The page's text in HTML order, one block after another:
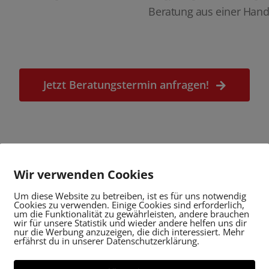
Beratung aus einer
Jetzt Beratungstermin anfragen!
Was uns ausmacht
Wir verwenden Cookies
Um diese Website zu betreiben, ist es für uns notwendig
Cookies zu verwenden. Einige Cookies sind erforderlich,
um die Funktionalität zu gewährleisten, andere brauchen
wir für unsere Statistik und wieder andere helfen uns dir
nur die Werbung anzuzeigen, die dich interessiert. Mehr
erfährst du in unserer Datenschutzerklärung.